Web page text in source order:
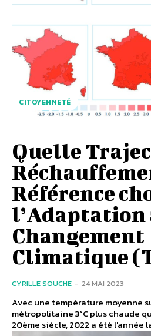
CITOYENNETÉ
Quelle
Référence
l’Adaptation
Changement
Climatique
CYRILLE SOUCHE - 24 MAI 2023
Avec une température moyenne
métropolitaine 3°C plus chaude
20ème siècle, 2022 a été l'année